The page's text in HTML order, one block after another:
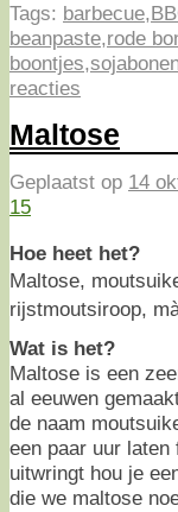
Tags: barbecue,
beanpaste,rode
boontjes,
reacties
Maltose
Geplaatst op 14
15
Hoe heet het?
Maltose,
rijstmoutsiroop,
Wat is het?
Maltose is een
al eeuwen
de naam
een paar uur
uitwringt hou je
die we maltose